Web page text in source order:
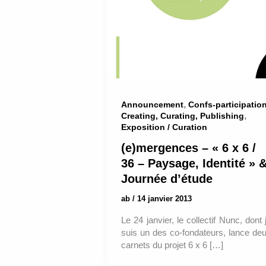
Announcement, Confs-participation
Creating, Curating, Publishing,
Exposition / Curation
(e)mergences – « 6 x 6 /
36 – Paysage, Identité »
Journée d’étude
ab / 14 janvier 2013
Le 24 janvier, le collectif Nunc, dont
suis un des co-fondateurs, lance
carnets du projet 6 x 6 […]